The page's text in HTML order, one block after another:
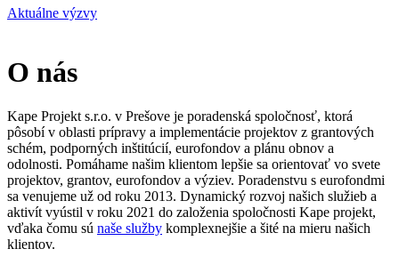
Aktuálne výzvy
O nás
Kape Projekt s.r.o. v Prešove je poradenská spoločnosť, ktorá
pôsobí v oblasti prípravy a implementácie projektov z grantových
schém, podporných inštitúcií, eurofondov a plánu obnov a
odolnosti. Pomáhame našim klientom lepšie sa orientovať vo svete
projektov, grantov, eurofondov a výziev. Poradenstvu s eurofondmi
sa venujeme už od roku 2013. Dynamický rozvoj našich služieb a
aktivít vyústil v roku 2021 do založenia spoločnosti Kape projekt,
vďaka čomu sú naše služby komplexnejšie a šité na mieru našich
klientov.